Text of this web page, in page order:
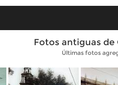
Fotos antiguas de
Últimas fotos